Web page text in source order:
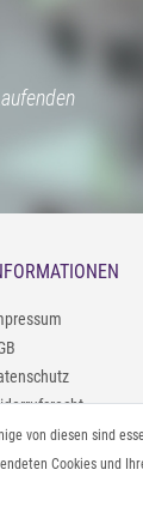
und Versand
von diesen sind
Cookies und